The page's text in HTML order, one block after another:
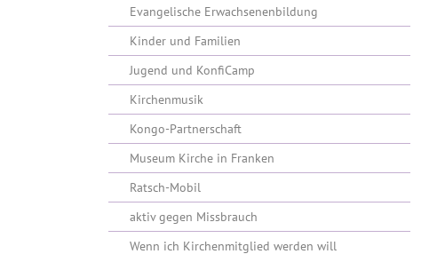
Evangelische Erwachsenenbildung
Kinder und Familien
Jugend und KonfiCamp
Kirchenmusik
Kongo-Partnerschaft
Museum Kirche in Franken
Ratsch-Mobil
aktiv gegen Missbrauch
Wenn ich Kirchenmitglied werden will